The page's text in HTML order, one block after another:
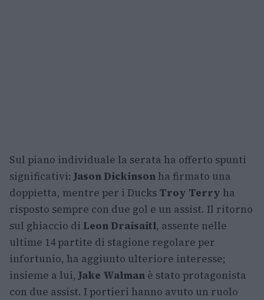
Sul piano individuale la serata ha offerto spunti
significativi: Jason Dickinson ha firmato una
doppietta, mentre per i Ducks Troy Terry ha
risposto sempre con due gol e un assist. Il ritorno
sul ghiaccio di Leon Draisaitl, assente nelle
ultime 14 partite di stagione regolare per
infortunio, ha aggiunto ulteriore interesse;
insieme a lui, Jake Walman è stato protagonista
con due assist. I portieri hanno avuto un ruolo